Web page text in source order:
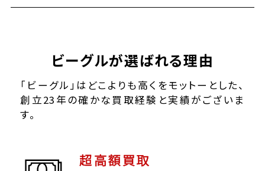
ビーグルが選ばれる理由
「ビーグル」はどこよりも高くをモットーとした、
創立23年の確かな買取経験と実績がございま
す。
超高額買取